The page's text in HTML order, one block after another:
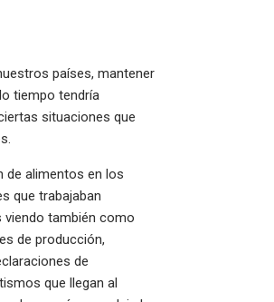
países, mantener
tiempo tendría
situaciones que
de alimentos en los
que trabajaban
también como
de producción,
de
que llegan al